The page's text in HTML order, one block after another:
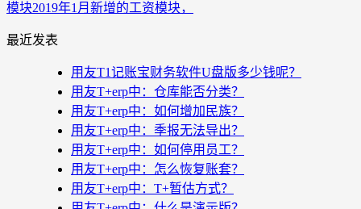
模块2019年1月新增的工资模块，
最近发表
用友T1记账宝财务软件U盘版多少钱呢？
用友T+erp中：仓库能否分类？
用友T+erp中：如何增加民族？
用友T+erp中：季报无法导出？
用友T+erp中：如何停用员工？
用友T+erp中：怎么恢复账套？
用友T+erp中：T+暂估方式？